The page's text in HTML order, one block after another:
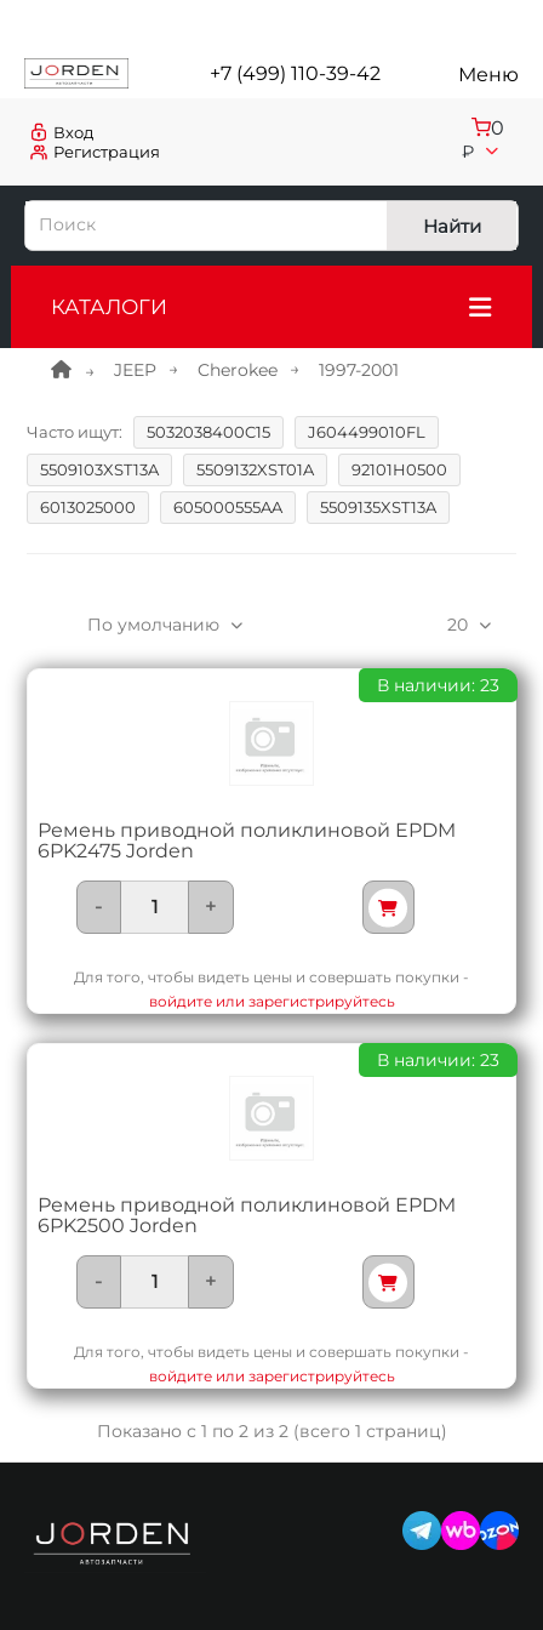
+7 (499) 110-39-42 Меню
Регистрация
Вход 0
₽
Найти
КАТАЛОГИ
JEEP Cherokee 1997-2001
Часто ищут: 5032038400C15
J604499010FL
5509103XST13A
5509132XST01A
92101H0500
6013025000
605000555AA 5509135XST13A
20
По умолчанию
Ремень приводной поликлиновой EPDM
6PK2475 Jorden
В наличии: 23
- +
Для того, чтобы видеть цены и совершать покупки -
войдите или зарегистрируйтесь
Ремень приводной поликлиновой EPDM
6PK2500 Jorden
В наличии: 23
- +
Для того, чтобы видеть цены и совершать покупки -
войдите или зарегистрируйтесь
Показано с 1 по 2 из 2 (всего 1 страниц)